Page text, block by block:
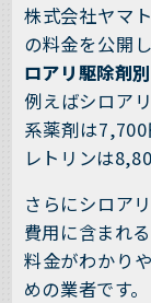
株式会社ヤマ
の料金を公開
ロアリ駆除剤
例えばシロア
系薬剤は
レトリンは
さらにシロア
費用に含まれ
料金がわかり
めの業者です。